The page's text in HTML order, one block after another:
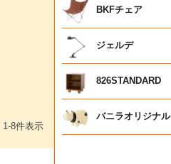
1 -8件表示
BKFチェア
ジェルデ
826STANDARD
バニラオリジナル